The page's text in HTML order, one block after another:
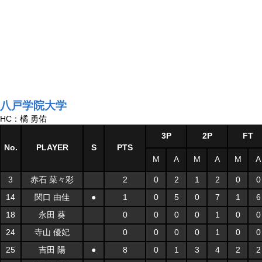
八戸学院大学
HC：橘 勇佑
No. PLAYER S PTS
3P 2P FT
M A M A M A
3 赤石 菜々彩 2 0 2 1 2 0
0
14
関口 由佳 ● 1 0 5 0 7 1
6
18
永田 葵 0 0 0 0 1 0
0
24
寺山 優妃 0 0 0 0 1 0
0
25
吉田 陽 ● 8 0 1 3 4 2
2